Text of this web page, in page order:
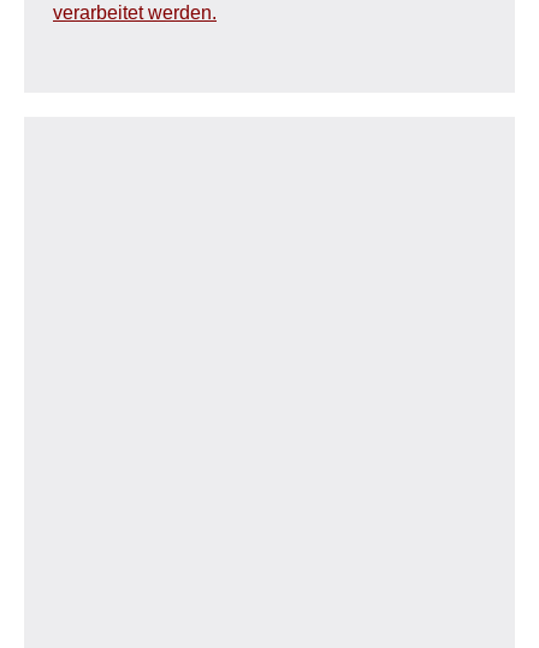
verarbeitet werden.